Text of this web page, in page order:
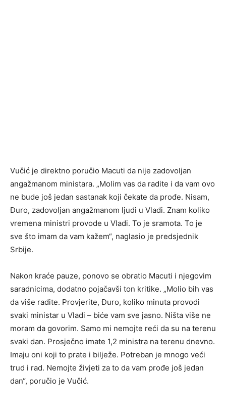
Vučić je direktno poručio Macuti da nije zadovoljan
angažmanom ministara. „Molim vas da radite i da vam ovo
ne bude još jedan sastanak koji čekate da prođe. Nisam,
Đuro, zadovoljan angažmanom ljudi u Vladi. Znam koliko
vremena ministri provode u Vladi. To je sramota. To je
sve što imam da vam kažem“, naglasio je predsjednik
Srbije.
Nakon kraće pauze, ponovo se obratio Macuti i njegovim
saradnicima, dodatno pojačavši ton kritike. „Molio bih vas
da više radite. Provjerite, Đuro, koliko minuta provodi
svaki ministar u Vladi – biće vam sve jasno. Ništa više ne
moram da govorim. Samo mi nemojte reći da su na terenu
svaki dan. Prosječno imate 1,2 ministra na terenu dnevno.
Imaju oni koji to prate i bilježe. Potreban je mnogo veći
trud i rad. Nemojte živjeti za to da vam prođe još jedan
dan“, poručio je Vučić.